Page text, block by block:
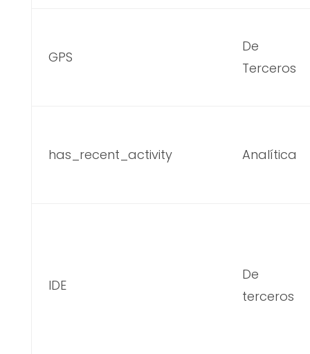
GPS
De
Terceros
has_recent_activity Analítica
IDE
De
terceros